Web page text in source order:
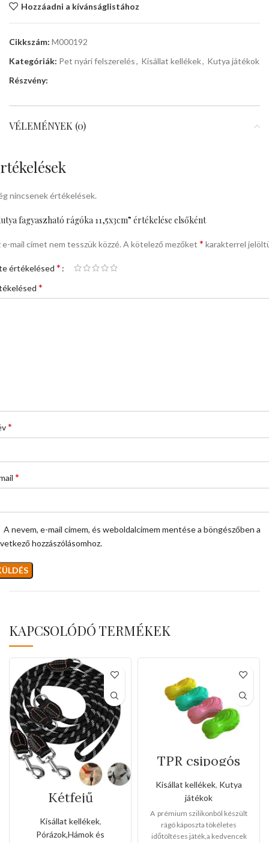
Hozzáadni a kívánságlistához
Cikkszám: M000192
Kategóriák: Pet nyári felszerelés, Kisállat kellékek, Kutya játékok
Részvény:
VÉLEMÉNYEK (0)
nincsenek értékelések.
fagyaszható rágóka 11,5x3cm” értékelése elsőként
e-mail címet nem tesszük közzé. A kötelező mezőket * karakterrel
értékelésed *
*
*
*
A nevem, e-mail címem, és weboldalcímem mentése a böngészőben a
hozzászólásomhoz.
KAPCSOLÓDÓ TERMÉKEK
Kétfejű
bőrakasztókkal
biztosított
kötélpóráz
Kisállat kellékek,
Pórázok,Hámok és
TPR csipogós
rágó káposzta
játék
Kisállat kellékek, Kutya
játékok
A prémium szilikonból készült
rágó káposzta tökéletes
időtöltéses játék,a kedvencek